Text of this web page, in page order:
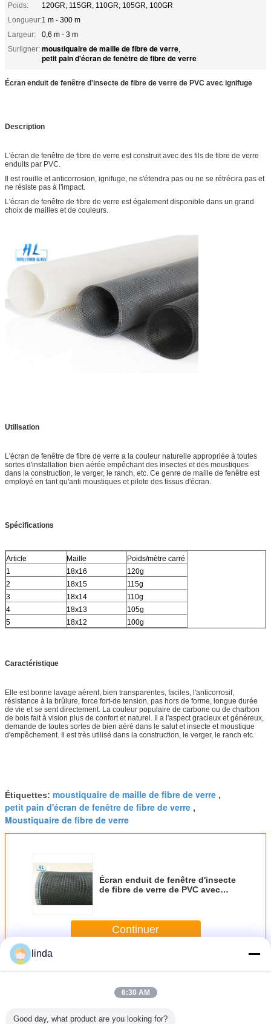
Poids:
120GR, 115GR, 110GR, 105GR, 100GR
Longueur:1 m - 300 m
Largeur:
0,6 m - 3 m
Surligner: moustiquaire de maille de fibre de verre,
petit pain d'écran de fenêtre de fibre de verre
Écran enduit de fenêtre d'insecte de fibre de verre de PVC avec ignifuge
Description
L'écran de fenêtre de fibre de verre est construit avec des fils de fibre de verre
enduits par PVC.
Il est rouille et anticorrosion, ignifuge, ne s'étendra pas ou ne se rétrécira pas et
ne résiste pas à l'impact.
L'écran de fenêtre de fibre de verre est également disponible dans un grand
choix de mailles et de couleurs.
Utilisation
L'écran de fenêtre de fibre de verre a la couleur naturelle appropriée à toutes
sortes d'installation bien aérée empêchant des insectes et des moustiques
dans la construction, le verger, le ranch, etc. Ce genre de maille de fenêtre est
employé en tant qu'anti moustiques et pilote des tissus d'écran.
Spécifications
Article Maille
Poids/mètre carré
1
18x16
120g
2
18x15
115g
3
18x14
110g
4
18x13
105g
5
18x12 100g
Caractéristique
Elle est bonne lavage aèrent, bien transparentes, faciles, l'anticorrosif,
résistance à la brûlure, force fort-de tension, pas hors de forme, longue durée
de vie et se sent directement. La couleur populaire de carbone ou de charbon
de bois fait à vision plus de confort et naturel. Il a l'aspect gracieux et généreux,
demande de toutes sortes de bien aéré dans le salut et insecte et moustique
d'empêchement. Il est très utilisé dans la construction, le verger, le ranch etc.
Étiquettes: moustiquaire de maille de fibre de verre ,
petit pain d'écran de fenêtre de fibre de verre ,
Moustiquaire de fibre de verre
Écran enduit de fenêtre d'insecte
de fibre de verre de PVC avec
Continuer
PlusÉcran d'insecte de fibre de verre
linda
6:30 AM
Good day, what product are you looking for?